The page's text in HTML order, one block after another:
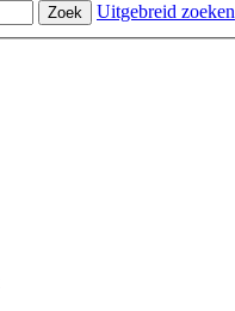
Zoek Uitgebreid zoeken